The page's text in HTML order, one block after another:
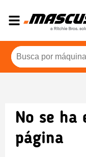
No se ha
página